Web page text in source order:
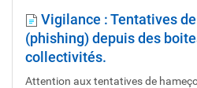
Vigilance : Tentatives
(phishing) depuis des
collectivités.
Attention aux tentatives de